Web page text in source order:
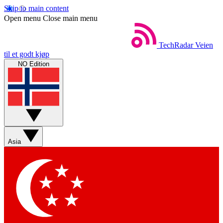
Skip to main content
Open menu Close main menu
TechRadar Veien
til et godt kjøp
NO Edition
Asia